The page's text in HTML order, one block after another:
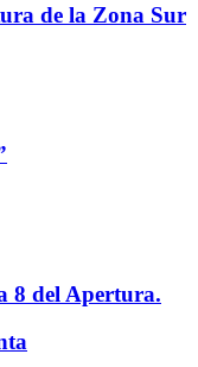
de la Zona Sur
8 del Apertura.